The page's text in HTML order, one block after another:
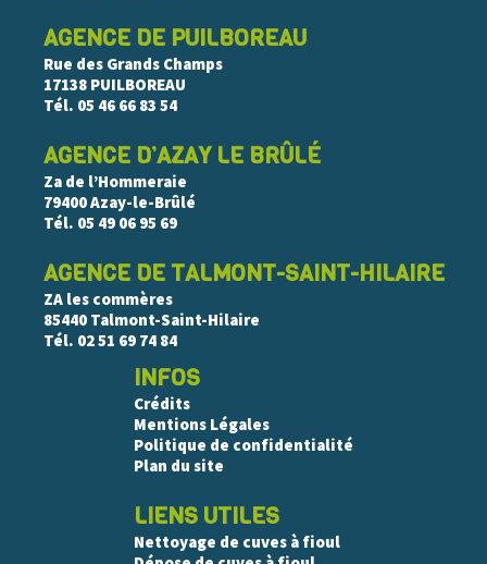
AGENCE DE PUILBOREAU
Rue des Grands Champs
17138 PUILBOREAU
Tél. 05 46 66 83 54
AGENCE D’AZAY LE BRÛLÉ
Za de l’Hommeraie
79400 Azay-le-Brûlé
Tél. 05 49 06 95 69
AGENCE DE TALMONT-SAINT-HILAIRE
ZA les commères
85440 Talmont-Saint-Hilaire
Tél. 02 51 69 74 84
INFOS
Crédits
Mentions Légales
Politique de confidentialité
Plan du site
LIENS UTILES
Nettoyage de cuves à fioul